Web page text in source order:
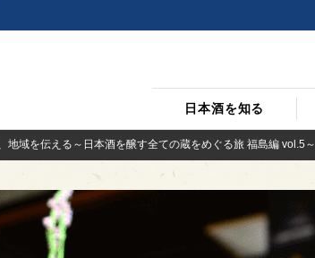
日本酒を知る
地域を伝える～日本酒を醸す全ての蔵をめぐる旅 福島編 vol.5～